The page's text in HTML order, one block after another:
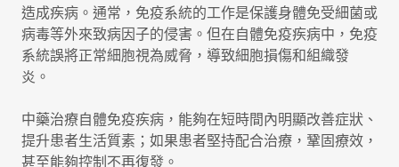
造成疾病。通常，免疫系統的工作是保護身體免受細菌或
病毒等外來致病因子的侵害。但在自體免疫疾病中，免疫
系統誤將正常細胞視為威脅，導致細胞損傷和組織發
炎。
中藥治療自體免疫疾病，能夠在短時間內明顯改善症狀、
提升患者生活質素；如果患者堅持配合治療，鞏固療效，
甚至能夠控制不再復發。